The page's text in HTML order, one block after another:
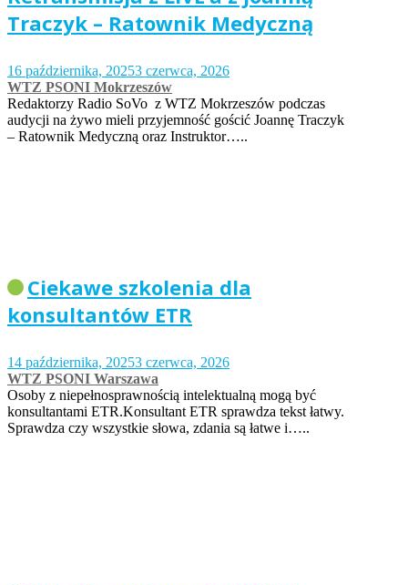
Traczyk – Ratownik Medyczną
16 października, 20253 czerwca, 2026
WTZ PSONI Mokrzeszów
Redaktorzy Radio SoVo z WTZ Mokrzeszów podczas
audycji na żywo mieli przyjemność gościć Joannę Traczyk
– Ratownik Medyczną oraz Instruktor…..
Ciekawe szkolenia dla
konsultantów ETR
14 października, 20253 czerwca, 2026
WTZ PSONI Warszawa
Osoby z niepełnosprawnością intelektualną mogą być
konsultantami ETR.Konsultant ETR sprawdza tekst łatwy.
Sprawdza czy wszystkie słowa, zdania są łatwe i…..